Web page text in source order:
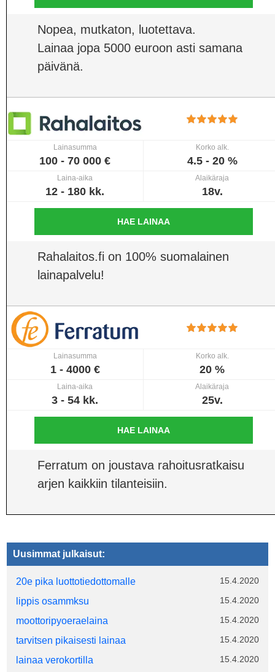
Nopea, mutkaton, luotettava.
Lainaa jopa 5000 euroon asti samana
päivänä.
Lainasumma
100 - 70 000 €
Korko alk.
4.5 - 20 %
Laina-aika
12 - 180 kk.
Alaikäraja
18v.
HAE LAINAA
Rahalaitos.fi on 100% suomalainen
lainapalvelu!
Lainasumma
1 - 4000 €
Korko alk.
20 %
Laina-aika
3 - 54 kk.
Alaikäraja
25v.
HAE LAINAA
Ferratum on joustava rahoitusratkaisu
arjen kaikkiin tilanteisiin.
Uusimmat julkaisut:
20e pika luottotiedottomalle 15.4.2020
lippis osammksu 15.4.2020
moottoripyoeraelaina 15.4.2020
tarvitsen pikaisesti lainaa 15.4.2020
lainaa verokortilla 15.4.2020